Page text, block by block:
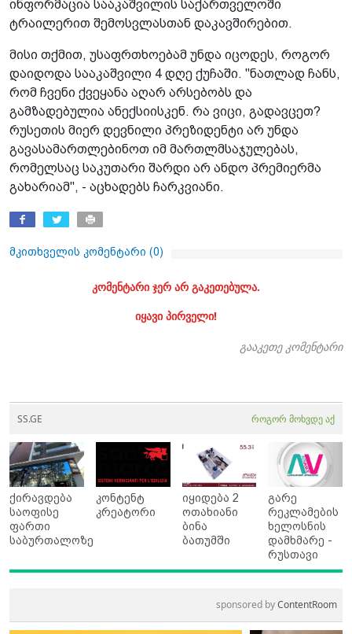
ინფორმაცია სააკაშვილის საქართველოში
ტრაილერით შემოსვლასთან დაკავშირებით.
მისი თქმით, უსაფრთხოებამ უნდა იცოდეს, როგორ
დაიდოდა სააკაშვილი 4 დღე ქუჩაში. "ნათლად ჩანს,
რომ ჩვენი ქვეყანა აღარ არსებობს და
გამზადებულია ანექსიისკენ. რა ვიცი, გადავცეთ?
რუსეთის მიერ დევნილი პრეზიდენტი არ უნდა
გავასამართლებინოთ იმ მართლმსაჯულებას,
რომელსაც საკუთარი შარდი არ ანდო პრემიერმა
გახარიამ", - აცხადებს ჩარკვიანი.
მკითხველის კომენტარი (0)
კომენტარი ჯერ არ გაკეთებულა.
იყავი პირველი!
გააკეთე კომენტარი
SS.GE როგორ მოხვდე აქ
ქირავდება
საოფისე
ფართი
საბურთალოზე
კონტენტ
კრეატორი
იყიდება 2
ოთახიანი
ბინა
ბათუმში
გარე
რეკლამების
ხელოსნის
დამხმარე -
რუსთავი
sponsored byContentRoom